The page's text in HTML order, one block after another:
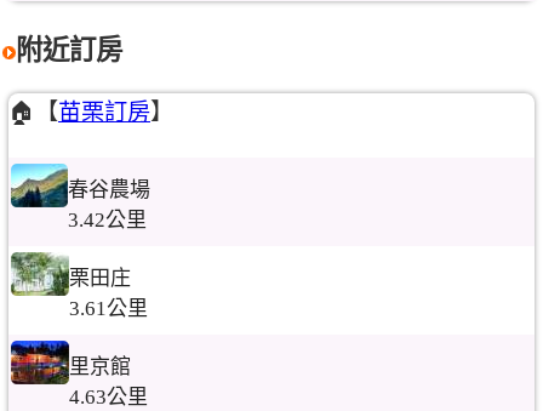
附近訂房
🏠【苗栗訂房】
春谷農場
3.42公里
栗田庄
3.61公里
里京館
4.63公里